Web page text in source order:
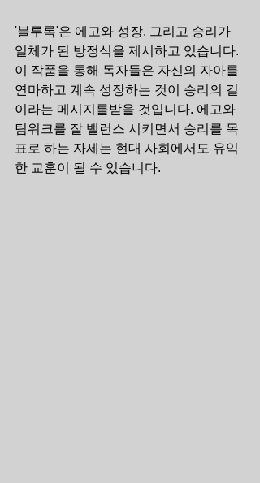
'블루록'은 에고와 성장, 그리고 승리가
일체가 된 방정식을 제시하고 있습니다.
이 작품을 통해 독자들은 자신의 자아를
연마하고 계속 성장하는 것이 승리의 길
이라는 메시지를받을 것입니다. 에고와
팀워크를 잘 밸런스 시키면서 승리를 목
표로 하는 자세는 현대 사회에서도 유익
한 교훈이 될 수 있습니다.